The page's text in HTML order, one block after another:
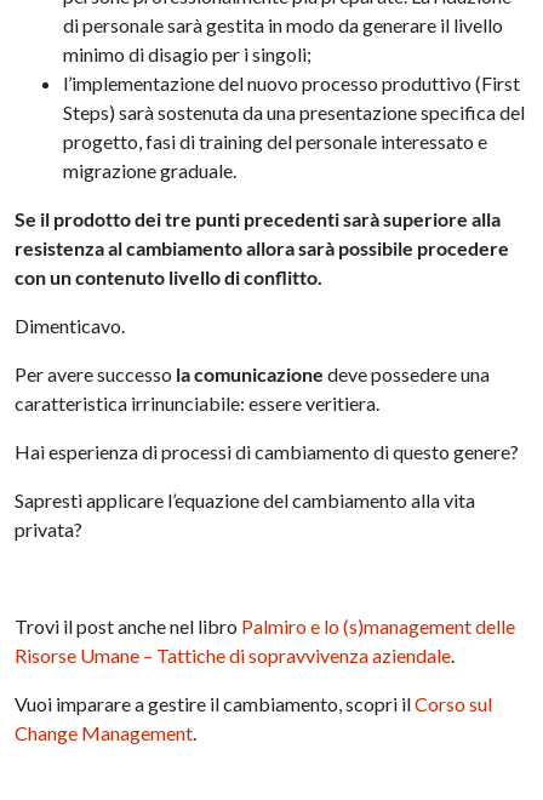
di personale sarà gestita in modo da generare il livello
minimo di disagio per i singoli;
l’implementazione del nuovo processo produttivo (First
Steps) sarà sostenuta da una presentazione specifica del
progetto, fasi di training del personale interessato e
migrazione graduale.
Se il prodotto dei tre punti precedenti sarà superiore alla
resistenza al cambiamento allora sarà possibile procedere
con un contenuto livello di conflitto.
Dimenticavo.
Per avere successo la comunicazione deve possedere una
caratteristica irrinunciabile: essere veritiera.
Hai esperienza di processi di cambiamento di questo genere?
Sapresti applicare l’equazione del cambiamento alla vita
privata?
Trovi il post anche nel libro Palmiro e lo (s)management delle
Risorse Umane – Tattiche di sopravvivenza aziendale.
Vuoi imparare a gestire il cambiamento, scopri ilCorso sul
Change Management.